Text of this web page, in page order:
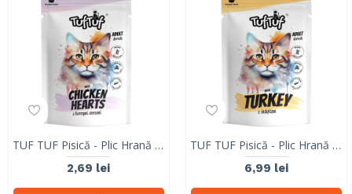
TUF TUF Pisică - Plic Hrană Umedă cu Inimi de Pui (Fără Cereale) 100g
2,69 lei
TUF TUF Pisică - Plic Hrană Umedă cu Curcan (Fără Cereale) 300g
6,99 lei